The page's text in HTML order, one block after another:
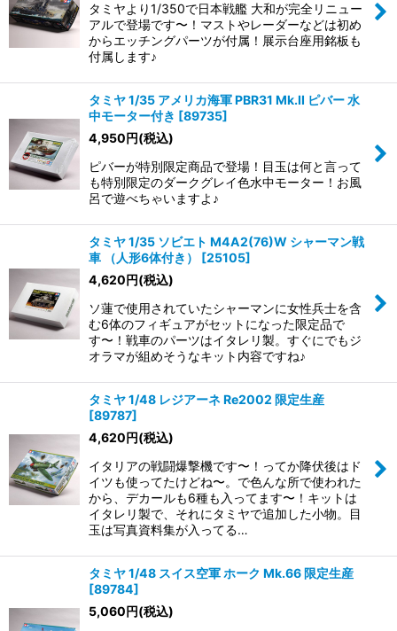
タミヤより1/350で日本戦艦 大和が完全リニュー
アルで登場です〜！マストやレーダーなどは初め
からエッチングパーツが付属！展示台座用銘板も
付属します♪
タミヤ 1/35 アメリカ海軍 PBR31 Mk.II ピバー 水
中モーター付き [89735]
4,950円(税込)
ピバーが特別限定商品で登場！目玉は何と言って
も特別限定のダークグレイ色水中モーター！お風
呂で遊べちゃいますよ♪
タミヤ 1/35 ソビエト M4A2(76)W シャーマン戦
車 （人形6体付き）
[25105]
4,620円(税込)
ソ蓮で使用されていたシャーマンに女性兵士を含
む6体のフィギュアがセットになった限定品で
す〜！戦車のパーツはイタレリ製。すぐにでもジ
オラマが組めそうなキット内容ですね♪
タミヤ 1/48 レジアーネ Re2002 限定生産
[89787]
4,620円(税込)
イタリアの戦闘爆撃機です〜！ってか降伏後はド
イツも使ってたけどね〜。で色んな所で使われた
から、デカールも6種も入ってます〜！キットは
イタレリ製で、それにタミヤで追加した小物。目
玉は写真資料集が入ってる…
タミヤ 1/48 スイス空軍 ホーク Mk.66 限定生産
[89784]
5,060円(税込)